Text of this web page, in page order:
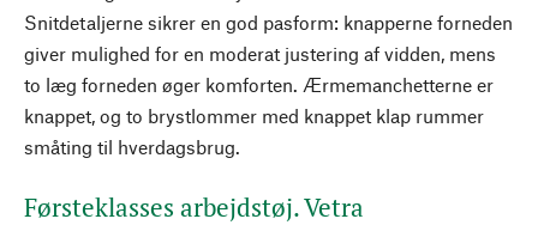
Snitdetaljerne sikrer en god pasform: knapperne forneden
giver mulighed for en moderat justering af vidden, mens
to læg forneden øger komforten. Ærmemanchetterne er
knappet, og to brystlommer med knappet klap rummer
småting til hverdagsbrug.
Førsteklasses arbejdstøj. Vetra